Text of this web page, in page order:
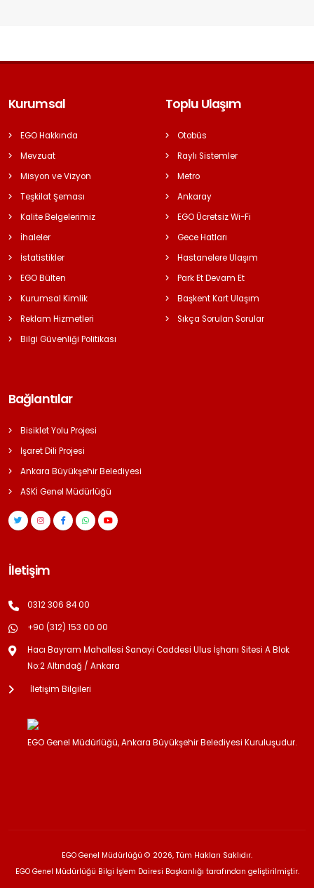
Kurumsal
EGO Hakkında
Mevzuat
Misyon ve Vizyon
Teşkilat Şeması
Kalite Belgelerimiz
İhaleler
İstatistikler
EGO Bülten
Kurumsal Kimlik
Reklam Hizmetleri
Bilgi Güvenliği Politikası
Toplu Ulaşım
Otobüs
Raylı Sistemler
Metro
Ankaray
EGO Ücretsiz Wi-Fi
Gece Hatları
Hastanelere Ulaşım
Park Et Devam Et
Başkent Kart Ulaşım
Sıkça Sorulan Sorular
Bağlantılar
Bisiklet Yolu Projesi
İşaret Dili Projesi
Ankara Büyükşehir Belediyesi
ASKİ Genel Müdürlüğü
İletişim
0312 306 84 00
+90 (312) 153 00 00
Hacı Bayram Mahallesi Sanayi Caddesi Ulus İşhanı Sitesi A Blok
No:2 Altındağ / Ankara
İletişim Bilgileri
EGO Genel Müdürlüğü, Ankara Büyükşehir Belediyesi Kuruluşudur.
EGO Genel Müdürlüğü © 2026, Tüm Hakları Saklıdır.
EGO Genel Müdürlüğü Bilgi İşlem Dairesi Başkanlığı tarafından geliştirilmiştir.